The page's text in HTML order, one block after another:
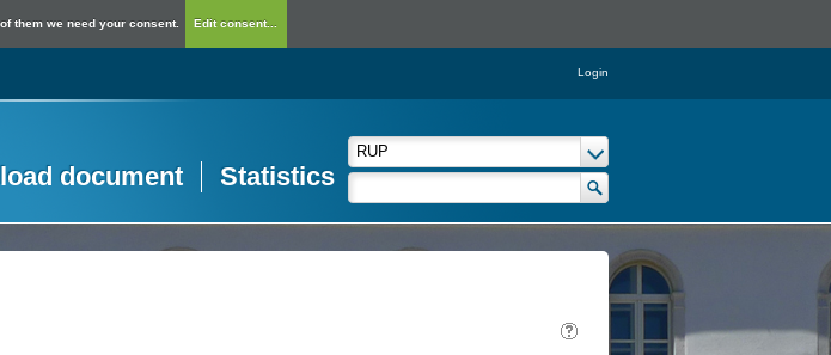
them we need your consent. Edit consent...
Login
document Statistics